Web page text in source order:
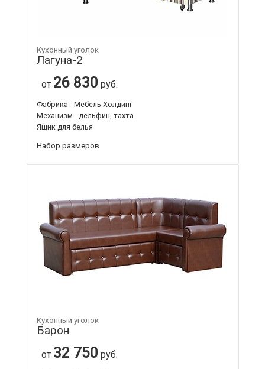
Кухонный уголок
Лагуна-2
от 26 830 руб.
Фабрика - Мебель Холдинг
Механизм - дельфин, тахта
Ящик для белья
Набор размеров
Кухонный уголок
Барон
от 32 750 руб.